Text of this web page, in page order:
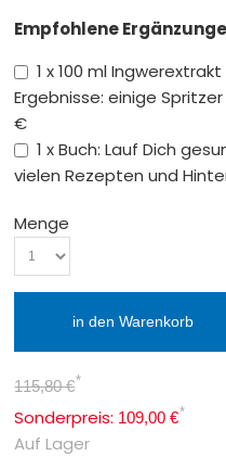
Empfohlene
1 x 100 ml
Ergebnisse: einige
€
1 x Buch: Lauf Dich
vielen Rezepten und
Menge
in den Warenkorb
115,80 €*
Sonderpreis: 109,00 €*
Auf Lager